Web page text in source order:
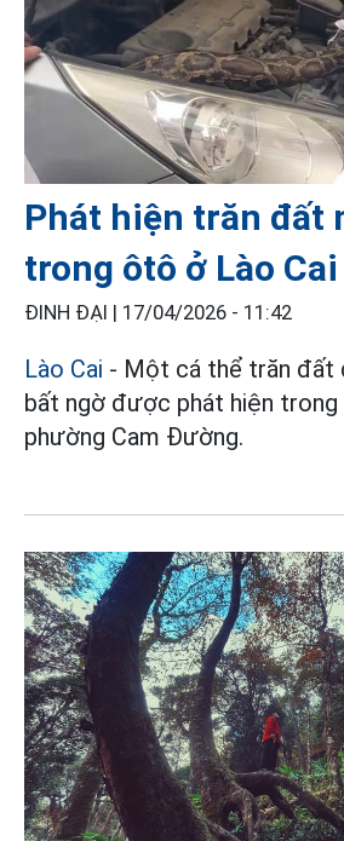
Phát hiện trăn đất
trong ôtô ở Lào Cai
ĐINH ĐẠI | 17/04/2026 - 11:42
Lào Cai - Một cá thể trăn đất
bất ngờ được phát hiện
phường Cam Đường.